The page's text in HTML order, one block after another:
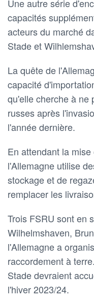
Une autre série
capacités
acteurs du marché
Stade et
La quête de
capacité
qu'elle cherche à ne
russes après
l'année dernière.
En attendant la
l'Allemagne utilise
stockage et de
remplacer les
Trois FSRU sont en
Wilhelmshaven,
l'Allemagne a
raccordement à
Stade devraient
l'hiver 2023/24.